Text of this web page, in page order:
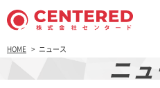
HOME ニュース
ニ